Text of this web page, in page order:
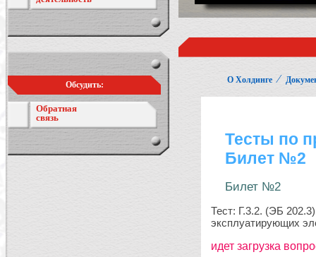
Обсудить:
Обратная
связь
О Холдинге ⁄